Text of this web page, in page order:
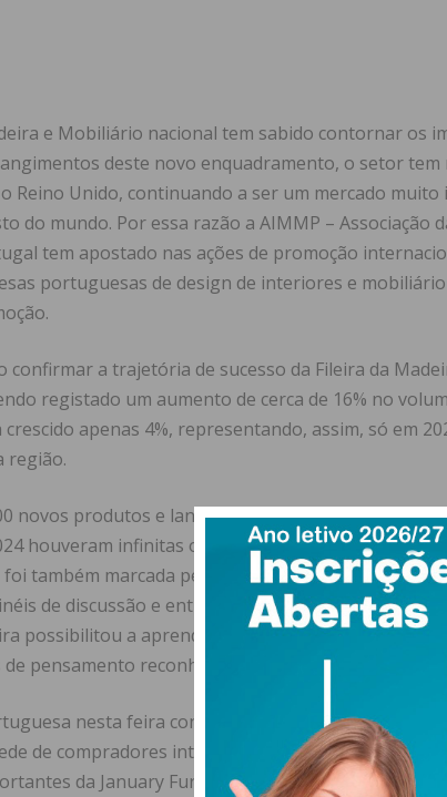
e Mobiliário nacional tem sabido contornar os
deste novo enquadramento, o setor
Reino Unido, continuando a ser um mercado
do mundo. Por essa razão a AIMMP – Associação
tem apostado nas ações de promoção
portuguesas de design de interiores e
confirmar a trajetória de sucesso da Fileira da
registado um aumento de cerca de 16% no
apenas 4%, representando, assim, só em
região.
novos produtos e lançamentos exclusivos de 350
houveram infinitas opções de produtos e
foi também marcada pelo regresso do “Furniture
de discussão e entrevistas com renomados
possibilitou a aprendizagem com especialistas
pensamento reconhecidos.
nesta feira constituiu uma oportunidade
de compradores internacionais mais influentes,
da January Furniture Show, respondendo